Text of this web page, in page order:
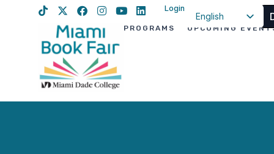
Login
English
PROGRAMS UPCOMING